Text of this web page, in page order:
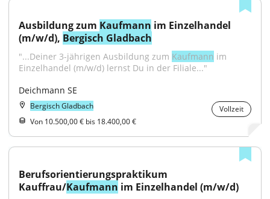
Ausbildung zum Kaufmann im Einzelhandel
(m/w/d), Bergisch Gladbach
"...Deiner 3-jährigen Ausbildung zum Kaufmann im
Einzelhandel (m/w/d) lernst Du in der Filiale..."
Deichmann SE
Bergisch Gladbach
Vollzeit
Von 10.500,00 € bis 18.400,00 €
Berufsorientierungspraktikum
Kauffrau/Kaufmann im Einzelhandel (m/w/d)